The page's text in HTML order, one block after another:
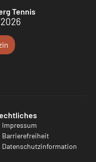
Tennis
Impressum
Barrierefreiheit
Datenschutzinformation